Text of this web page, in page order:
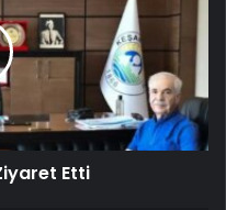
Etti